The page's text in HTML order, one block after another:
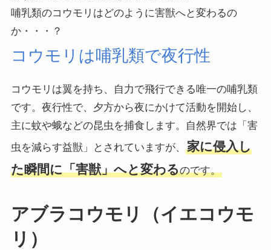
哺乳類のコウモリはどのように害獣へと変わるの
か・・・？
コウモリは哺乳類で夜行性
コウモリは翼を持ち、自力で飛行できる唯一の哺乳類
です。夜行性で、夕方から夜にかけて活動を開始し、
主に蚊や蛾などの昆虫を捕食します。自然界では「害
虫を減らす益獣」とされていますが、
家に侵入し
た瞬間に「害獣」へと変わるのです。
アブラコウモリ（イエコウモ
リ）